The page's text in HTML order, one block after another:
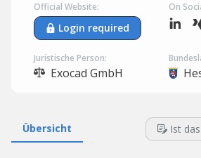
Official Website:
Login required
On
Juristische Person:
Exocad GmbH
Übersicht Ist